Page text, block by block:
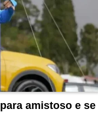
amistoso e se